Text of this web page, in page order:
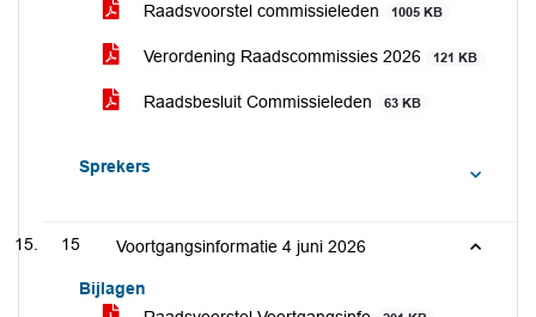
Raadsvoorstel commissieleden
1005 KB
Verordening Raadscommissies 2026 121 KB
Raadsbesluit Commissieleden 63 KB
Sprekers
15 Voortgangsinformatie 4 juni 2026
Bijlagen